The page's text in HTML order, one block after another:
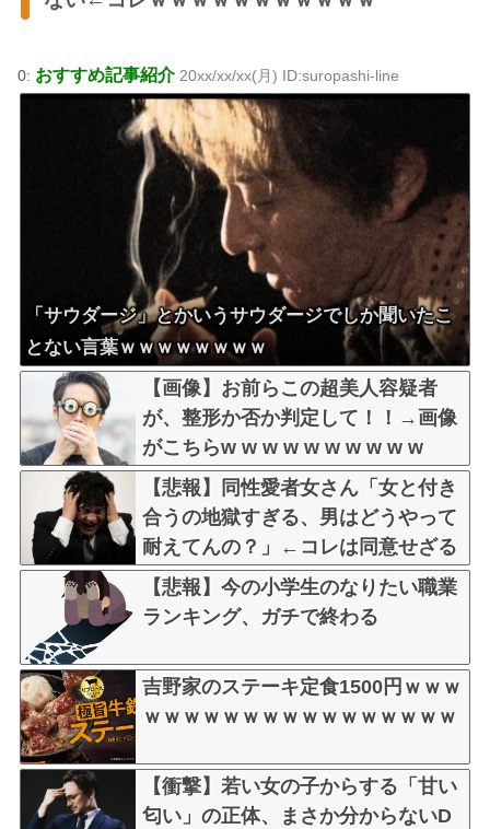
0: おすすめ記事紹介20xx/xx/xx(月) ID:suropashi-line
「サウダージ」とかいうサウダージでしか聞いたこ
とない言葉ｗｗｗｗｗｗｗｗ
【画像】お前らこの超美人容疑者
が、整形か否か判定して！！→画像
がこちらw w w w w w w w w w
【悲報】同性愛者女さん「女と付き
合うの地獄すぎる、男はどうやって
耐えてんの？」←コレは同意せざる
おえないと話題に
【悲報】今の小学生のなりたい職業
ランキング、ガチで終わる
吉野家のステーキ定食1500円ｗｗｗ
ｗｗｗｗｗｗｗｗｗｗｗｗｗｗｗｗ
【衝撃】若い女の子からする「甘い
匂い」の正体、まさか分からないD